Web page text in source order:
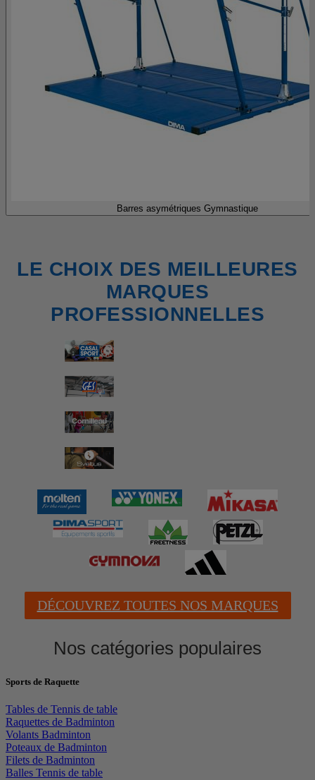
Barres asymétriques Gymnastique
LE CHOIX DES MEILLEURES
MARQUES
PROFESSIONNELLES
DÉCOUVREZ TOUTES NOS MARQUES
Nos catégories populaires
Sports de Raquette
Tables de Tennis de table
Raquettes de Badminton
Volants Badminton
Poteaux de Badminton
Filets de Badminton
Balles Tennis de table